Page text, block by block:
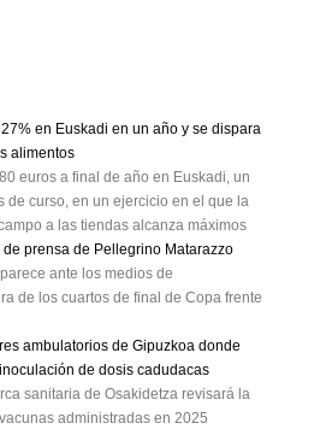
en Euskadi en un año y se dispara
alimentos
euros a final de año en Euskadi, un
de curso, en un ejercicio en el que la
a las tiendas alcanza máximos
prensa de Pellegrino Matarazzo
ante los medios de
de los cuartos de final de Copa frente
ambulatorios de Gipuzkoa donde
de dosis cadudacas
sanitaria de Osakidetza revisará la
administradas en 2025